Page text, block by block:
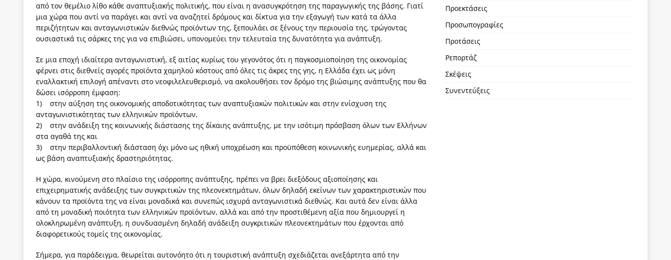
από τον θεμέλιο λίθο κάθε αναπτυξιακής πολιτικής, που είναι η ανασυγκρότηση της παραγωγικής της βάσης. Γιατί
μια χώρα που αντί να παράγει και αντί να αναζητεί δρόμους και δίκτυα για την εξαγωγή των κατά τα άλλα
περιζήτητων και ανταγωνιστικών διεθνώς προϊόντων της, ξεπουλάει σε ξένους την περιουσία της, τρώγοντας
ουσιαστικά τις σάρκες της για να επιβιώσει, υπονομεύει την τελευταία της δυνατότητα για ανάπτυξη.
Σε μια εποχή ιδιαίτερα ανταγωνιστική, εξ αιτίας κυρίως του γεγονότος ότι η παγκοσμιοποίηση της οικονομίας
φέρνει στις διεθνείς αγορές προϊόντα χαμηλού κόστους από όλες τις άκρες της γης, η Ελλάδα έχει ως μόνη
εναλλακτική επιλογή απέναντι στο νεοφιλελευθερισμό, να ακολουθήσει τον δρόμο της βιώσιμης ανάπτυξης που θα
δώσει ισόρροπη έμφαση:
1) στην αύξηση της οικονομικής αποδοτικότητας των αναπτυξιακών πολιτικών και στην ενίσχυση της
ανταγωνιστικότητας των ελληνικών προϊόντων,
2) στην ανάδειξη της κοινωνικής διάστασης της δίκαιης ανάπτυξης, με την ισότιμη πρόσβαση όλων των Ελλήνων
στα αγαθά της και
3) στην περιβαλλοντική διάσταση όχι μόνο ως ηθική υποχρέωση και προϋπόθεση κοινωνικής ευημερίας, αλλά και
ως βάση αναπτυξιακής δραστηριότητας.
Η χώρα, κινούμενη στο πλαίσιο της ισόρροπης ανάπτυξης, πρέπει να βρει διεξόδους αξιοποίησης και
επιχειρηματικής ανάδειξης των συγκριτικών της πλεονεκτημάτων, όλων δηλαδή εκείνων των χαρακτηριστικών που
κάνουν τα προϊόντα της να είναι μοναδικά και συνεπώς ισχυρά ανταγωνιστικά διεθνώς. Και αυτά δεν είναι άλλα
από τη μοναδική ποιότητα των ελληνικών προϊόντων, αλλά και από την προστιθέμενη αξία που δημιουργεί η
ολοκληρωμένη ανάπτυξη, η συνδυασμένη δηλαδή ανάδειξη συγκριτικών πλεονεκτημάτων που έρχονται από
διαφορετικούς τομείς της οικονομίας.
Σήμερα, για παράδειγμα, θεωρείται αυτονόητο ότι η τουριστική ανάπτυξη σχεδιάζεται ανεξάρτητα από την
Προεκτάσεις
Προσωπογραφίες
Προτάσεις
Ρεπορτάζ
Σκέψεις
Συνεντεύξεις